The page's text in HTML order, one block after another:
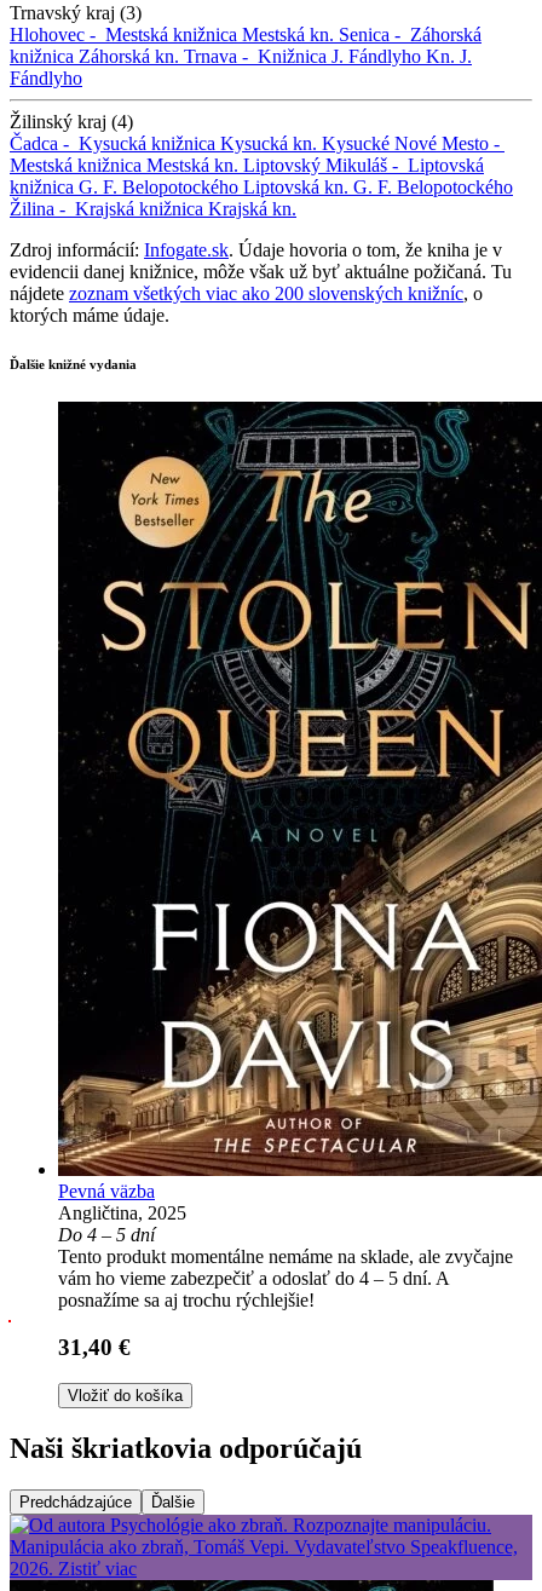
Trnavský kraj (3)
Hlohovec - Mestská knižnica Mestská kn. Senica - Záhorská
knižnica Záhorská kn. Trnava - Knižnica J. Fándlyho Kn. J.
Fándlyho
Žilinský kraj (4)
Čadca - Kysucká knižnica Kysucká kn. Kysucké Nové Mesto -
Mestská knižnica Mestská kn. Liptovský Mikuláš - Liptovská
knižnica G. F. Belopotockého Liptovská kn. G. F. Belopotockého
Žilina - Krajská knižnica Krajská kn.
Zdroj informácií: Infogate.sk. Údaje hovoria o tom, že kniha je v
evidencii danej knižnice, môže však už byť aktuálne požičaná. Tu
nájdete zoznam všetkých viac ako 200 slovenských knižníc, o
ktorých máme údaje.
Ďalšie knižné vydania
Pevná väzba
Angličtina, 2025
Do 4 – 5 dní
Tento produkt momentálne nemáme na sklade, ale zvyčajne
vám ho vieme zabezpečiť a odoslať do 4 – 5 dní. A
posnažíme sa aj trochu rýchlejšie!
31,40 €
Vložiť do košíka
Naši škriatkovia odporúčajú
Predchádzajúce Ďalšie